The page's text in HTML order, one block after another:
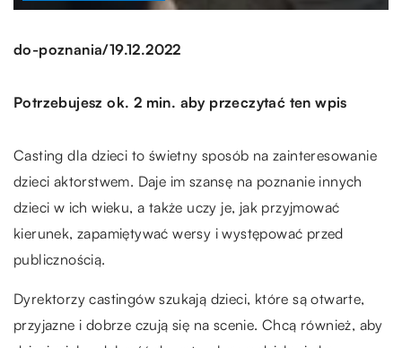
do-poznania/19.12.2022
Potrzebujesz ok. 2 min. aby przeczytać ten wpis
Casting dla dzieci to świetny sposób na zainteresowanie
dzieci aktorstwem. Daje im szansę na poznanie innych
dzieci w ich wieku, a także uczy je, jak przyjmować
kierunek, zapamiętywać wersy i występować przed
publicznością.
Dyrektorzy castingów szukają dzieci, które są otwarte,
przyjazne i dobrze czują się na scenie. Chcą również, aby